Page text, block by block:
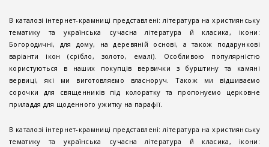
В каталозі інтернет-крамниці представлені: література на християнську
тематику та українська сучасна література й класика, ікони:
Богородичні, для дому, на деревяній основі, а також подарункові
варіанти ікон (срібло, золото, емалі). Особливою популярністю
користуються в наших покупців вервички з бурштину та камяні
вервиці, які ми виготовляємо власноруч. Також ми відшиваємо
сорочки для священників під колоратку та пропонуємо церковне
приладдя для щоденного ужитку на парафії.
В каталозі інтернет-крамниці представлені: література на християнську
тематику та українська сучасна література й класика, ікони: